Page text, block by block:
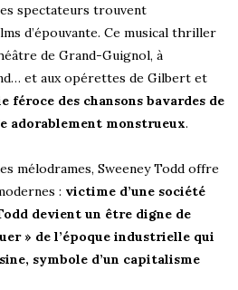
spectateurs trouvent
d’épouvante. Ce musical thriller
de Grand-Guignol, à
et aux opérettes de Gilbert et
féroce des chansons bavardes de
adorablement monstrueux.
mélodrames, Sweeney Todd offre
: victime d’une société
devient un être digne de
» de l’époque industrielle qui
symbole d’un capitalisme